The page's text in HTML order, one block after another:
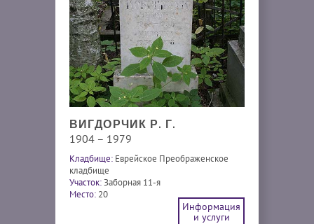
ВИГДОРЧИК Р. Г.
1904 – 1979
Кладбище: Еврейское Преображенское
кладбище
Участок:Заборная 11-я
Место: 20
Информация
и услуги